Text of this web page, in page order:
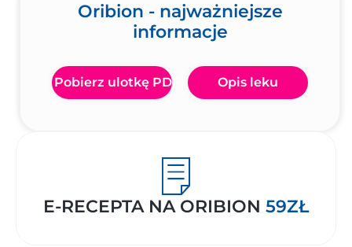
Oribion - najważniejsze
informacje
Pobierz ulotkę PDF Opis leku
E-RECEPTA NA ORIBION 59ZŁ